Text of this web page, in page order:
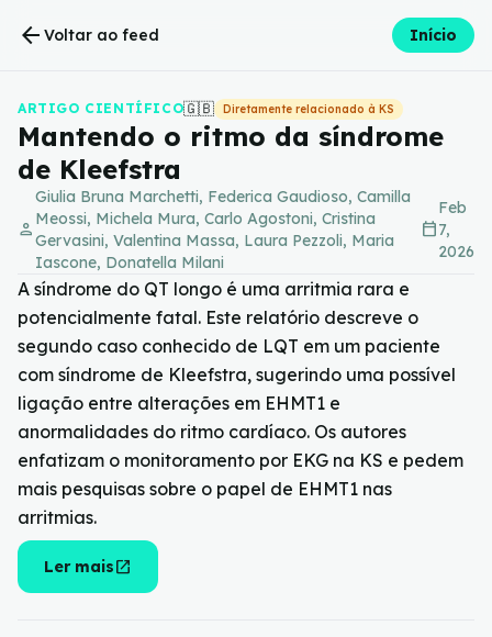
arrow_back Voltar ao feed Início
ARTIGO CIENTÍFICO🇬🇧 Diretamente relacionado à KS
Mantendo o ritmo da síndrome
de Kleefstra
person
Giulia Bruna Marchetti, Federica Gaudioso, Camilla
Meossi, Michela Mura, Carlo Agostoni, Cristina
Gervasini, Valentina Massa, Laura Pezzoli, Maria
Iascone, Donatella Milani
calendar_today
Feb
7,
2026
A síndrome do QT longo é uma arritmia rara e
potencialmente fatal. Este relatório descreve o
segundo caso conhecido de LQT em um paciente
com síndrome de Kleefstra, sugerindo uma possível
ligação entre alterações em EHMT1 e
anormalidades do ritmo cardíaco. Os autores
enfatizam o monitoramento por EKG na KS e pedem
mais pesquisas sobre o papel de EHMT1 nas
arritmias.
Ler maisopen_in_new